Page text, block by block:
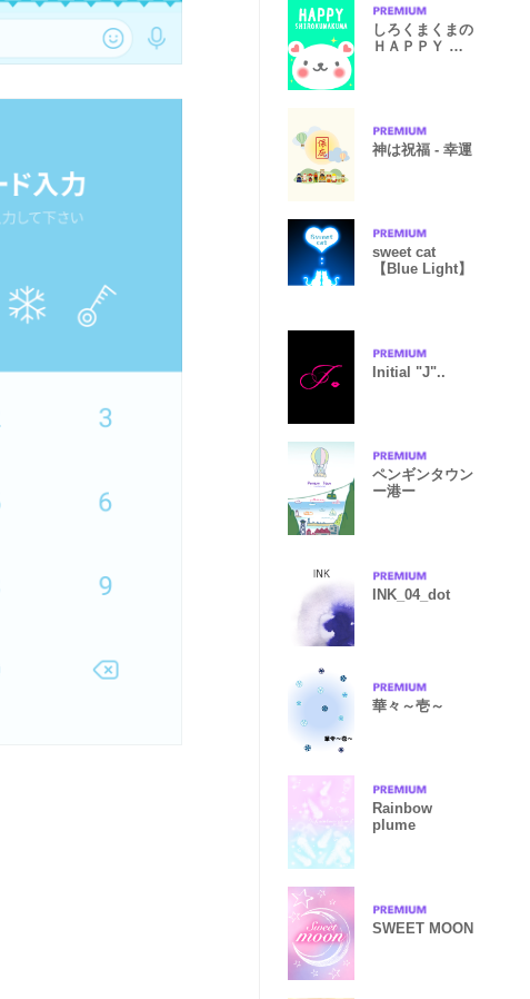
しろくまくまの
ＨＡＰＰＹ Ｄ
神は祝福 - 幸運
sweet cat
【Blue Light】
Initial "J"..
ペンギンタウン
ー港ー
INK_04_dot
華々～壱～
Rainbow
plume
SWEET MOON